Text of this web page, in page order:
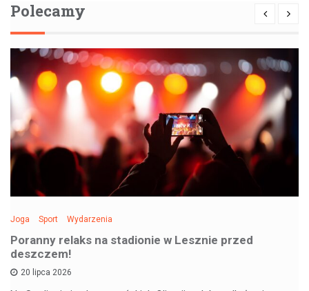
Polecamy
Joga Sport Wydarzenia
Poranny relaks na stadionie w Lesznie przed
deszczem!
20 lipca 2026